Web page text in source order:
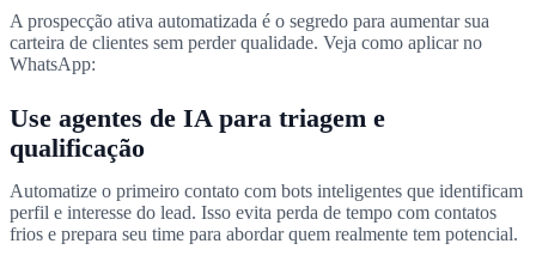
A prospecção ativa automatizada é o segredo para aumentar sua
carteira de clientes sem perder qualidade. Veja como aplicar no
WhatsApp:
Use agentes de IA para triagem e
qualificação
Automatize o primeiro contato com bots inteligentes que identificam
perfil e interesse do lead. Isso evita perda de tempo com contatos
frios e prepara seu time para abordar quem realmente tem potencial.